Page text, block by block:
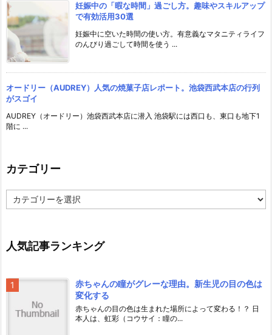
妊娠中の「暇な時間」過ごし方。趣味やスキルアップ
で有効活用30選
妊娠中に空いた時間の使い方。有意義なマタニティライフ
のんびり過ごして時間を使う ...
オードリー（AUDREY）人気の焼菓子店レポート。池袋西武本店の行列
がスゴイ
AUDREY（オードリー）池袋西武本店に潜入 池袋駅には西口も、東口も地下1
階に ...
カテゴリー
テ
ー
人気記事ランキング
赤ちゃんの瞳がグレーな理由。新生児の目の色は
変化する
赤ちゃんの目の色は生まれた場所によって変わる！？ 日
本人は、虹彩（コウサイ：瞳の...